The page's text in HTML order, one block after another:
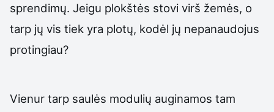
sprendimų. Jeigu plokštės stovi virš žemės, o
tarp jų vis tiek yra plotų, kodėl jų nepanaudojus
protingiau?
Vienur tarp saulės modulių auginamos tam